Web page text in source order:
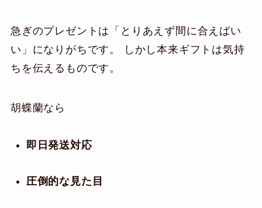
急ぎのプレゼントは「とりあえず間に合えばい
い」になりがちです。 しかし本来ギフトは気持
ちを伝えるものです。
胡蝶蘭なら
即日発送対応
圧倒的な見た目